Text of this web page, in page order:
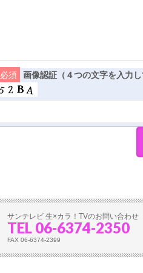
必須 画像認証（４つの文字を入力
サンテレビ 生×カラ！TVのお問い合わせ
TEL 06-6374-2350
FAX 06-6374-2399